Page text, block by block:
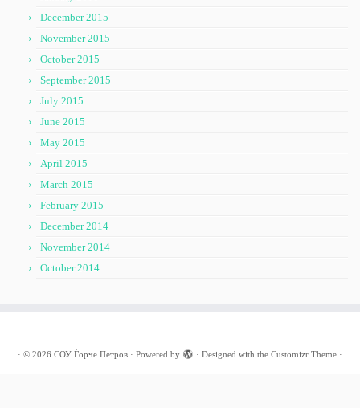
December 2015
November 2015
October 2015
September 2015
July 2015
June 2015
May 2015
April 2015
March 2015
February 2015
December 2014
November 2014
October 2014
· © 2026 СОУ Ѓорче Петров · Powered by · Designed with the Customizr Theme ·